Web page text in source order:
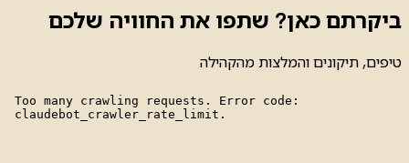
ביקרתם כאן? שתפו את החוויה שלכם
טיפים, תיקונים והמלצות מהקהילה